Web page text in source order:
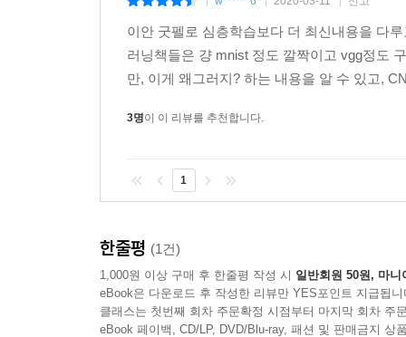
3.7.1 GPU 가속 232
3.7.2 병렬 및 분산 구현 235
3.7.3 모형 압축을 위한 알고리즘 요령 237
3.8 요약 242
연습문제 246
4.1 소개 249
4.2 편향 대 분산 절충 관계 256
4.2.1 공식적인 관점 258
4.3 모형의 조정 및 평가와 관련된 일반화 문제점
이안 굿펠로 심층학습보다 더 최신내용을 다
러닝책들은 걍 mnist 정도 깔짝이고 vgg정도
만, 이게 왜그러지? 하는 내용을 알 수 있고,
3명이 이 리뷰를 추천합니다.
1
한줄평 (1건)
1,000원 이상 구매 후 한줄평 작성 시 일반회원 50원, 마니
eBook은 다운로드 후 작성한 리뷰만 YES포인트 지급됩니
클래스는 첫번째 회차 주문확정 시점부터 마지막 회차 주
eBook 페이백, CD/LP, DVD/Blu-ray, 패션 및 판매금지 상